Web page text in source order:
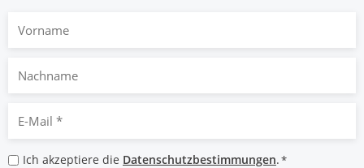
Nachname
Mail
*
Datenschutzbestimmungen
Ich akzeptiere die Datenschutzbestimmungen.*